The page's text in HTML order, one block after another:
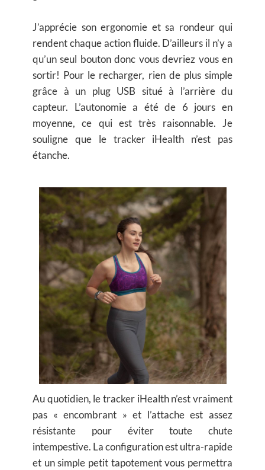
J’apprécie son ergonomie et sa rondeur qui
rendent chaque action fluide. D’ailleurs il n’y a
qu’un seul bouton donc vous devriez vous en
sortir! Pour le recharger, rien de plus simple
grâce à un plug USB situé à l’arrière du
capteur. L’autonomie a été de 6 jours en
moyenne, ce qui est très raisonnable. Je
souligne que le tracker iHealth n’est pas
étanche.
Au quotidien, le tracker iHealth n’est vraiment
pas « encombrant » et l’attache est assez
résistante pour éviter toute chute
intempestive. La configuration est ultra-rapide
et un simple petit tapotement vous permettra